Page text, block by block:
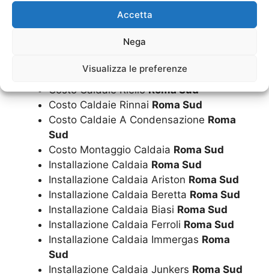
Accetta
Nega
Visualizza le preferenze
Costo Caldaie Beretta
Costo Caldaie BiasiRoma Sud
Costo Caldaie Ferroli
Costo Caldaie JunkersRoma Sud
Costo Caldaie RielloRoma Sud
Costo Caldaie Rinnai Roma Sud
Costo Caldaie A Condensazione Roma
Sud
Costo Montaggio Caldaia Roma Sud
Installazione Caldaia Roma Sud
Installazione Caldaia Ariston Roma Sud
Installazione Caldaia Beretta Roma Sud
Installazione Caldaia Biasi Roma Sud
Installazione Caldaia Ferroli Roma Sud
Installazione Caldaia Immergas Roma
Sud
Installazione Caldaia Junkers Roma Sud